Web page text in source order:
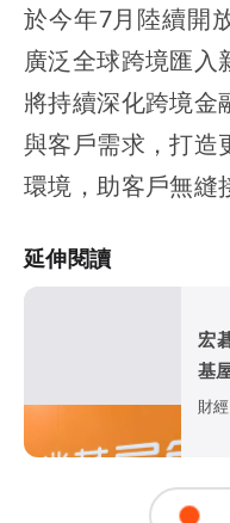
於今年7月陸續開
廣泛全球跨境匯入
將持續深化跨境金
與客戶需求，打造
環境，助客戶無縫
延伸閱讀
宏
基
詳
財